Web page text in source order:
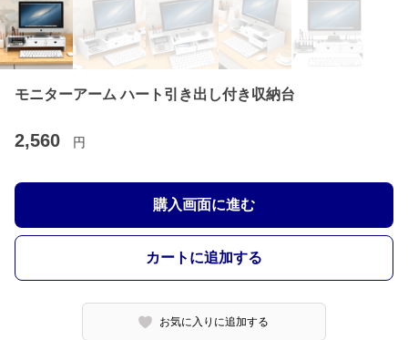
モニターアーム ハート引き出し付き収納台
2,560 円
購入画面に進む
カートに追加する
お気に入りに追加する